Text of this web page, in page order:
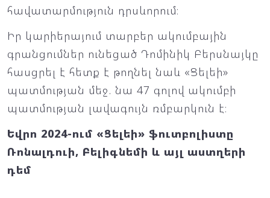
հավատարմություն դրսևորում։
Իր կարիերայում տարբեր ակումբային
գրանցումներ ունեցած Դոմինիկ Բերսնայկը
հասցրել է հետք է թողնել նաև «Ցելեի»
պատմության մեջ. նա 47 գոլով ակումբի
պատմության լավագույն ռմբարկուն է։
Եվրո 2024-ում «Ցելեի» ֆուտբոլիստը
Ռոնալդուի, Բելիգնեմի և այլ աստղերի
դեմ